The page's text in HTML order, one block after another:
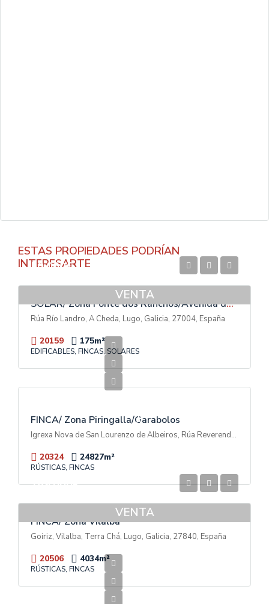
ESTAS PROPIEDADES PODRÍAN
INTERESARTE
VENTA
50.000€
SOLAR/ Zona Fonte dos Ranchos/Avenida das Américas
Rúa Río Landro, A Cheda, Lugo, Galicia, 27004, España
20159 175m²
EDIFICABLES, FINCAS, SOLARES
T
A
FINCA/ Zona Piringalla/Garabolos
Igrexa Nova de San Lourenzo de Albeiros, Rúa Reverendo Don Luis Soto Camino, Garabolos, A Piringalla, Lugo, Galicia, 27003, España
20324 24827m²
RÚSTICAS, FINCAS
VENTA
189.000€
FINCA/ Zona Vilalba
Goiriz, Vilalba, Terra Chá, Lugo, Galicia, 27840, España
20506 4034m²
RÚSTICAS, FINCAS